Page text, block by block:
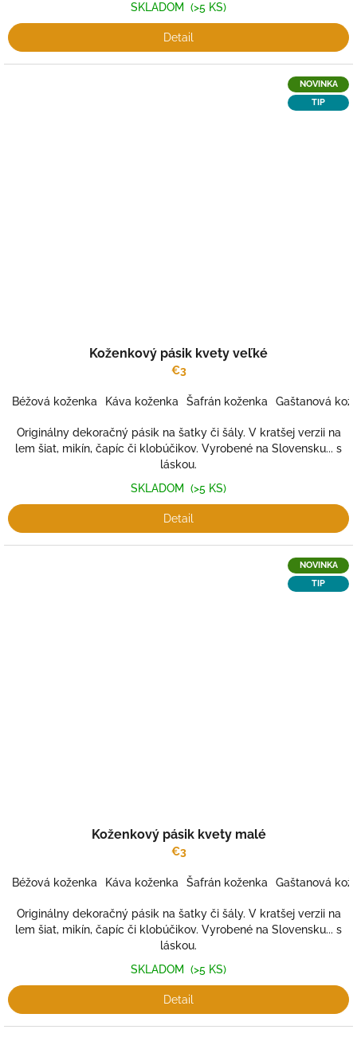
SKLADOM (>5 KS)
Detail
NOVINKA
TIP
Koženkový pásik kvety veľké
€3
Béžová koženka Káva koženka Šafrán koženka Gaštanová
Originálny dekoračný pásik na šatky či šály. V kratšej verzii na
lem šiat, mikín, čapíc či klobúčikov. Vyrobené na Slovensku... s
láskou.
SKLADOM (>5 KS)
Detail
NOVINKA
TIP
Koženkový pásik kvety malé
€3
Béžová koženka Káva koženka Šafrán koženka Gaštanová
Originálny dekoračný pásik na šatky či šály. V kratšej verzii na
lem šiat, mikín, čapíc či klobúčikov. Vyrobené na Slovensku... s
láskou.
SKLADOM (>5 KS)
Detail